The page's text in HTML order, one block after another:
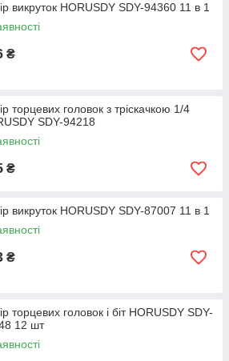
викруток HORUSDY SDY-94360 11 в 1
₴
торцевих головок з тріскачкою 1/4
SDY-94218
₴
викруток HORUSDY SDY-87007 11 в 1
₴
торцевих головок і біт HORUSDY SDY-
12 шт